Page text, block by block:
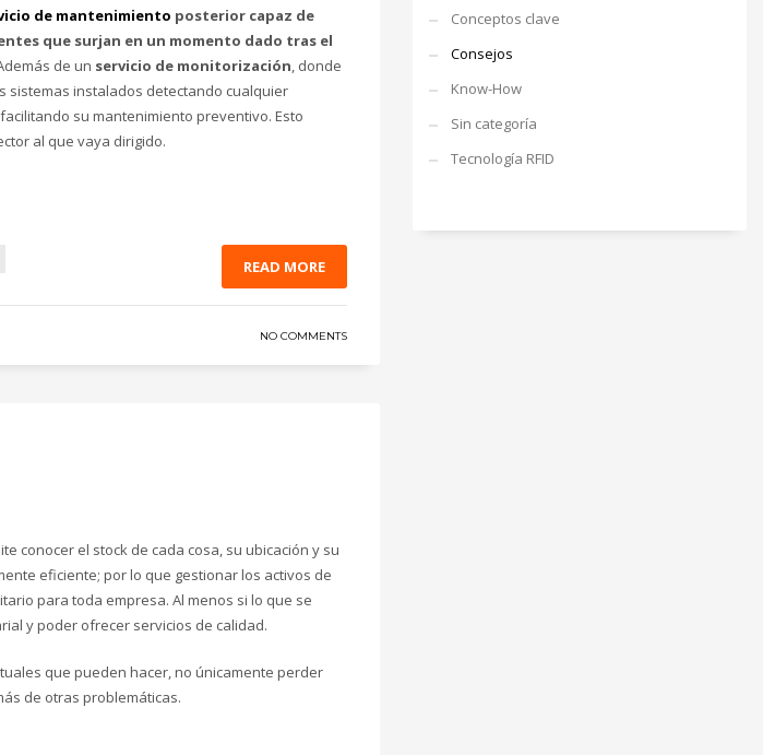
de mantenimiento posterior capaz de
que surjan en un momento dado tras el
de un servicio de monitorización, donde
sistemas instalados detectando cualquier
su mantenimiento preventivo. Esto
al que vaya dirigido.
READ MORE
NO COMMENTS
conocer el stock de cada cosa, su ubicación y su
eficiente; por lo que gestionar los activos de
para toda empresa. Al menos si lo que se
y poder ofrecer servicios de calidad.
que pueden hacer, no únicamente perder
de otras problemáticas.
Conceptos clave
Consejos
Know-How
Sin categoría
Tecnología RFID